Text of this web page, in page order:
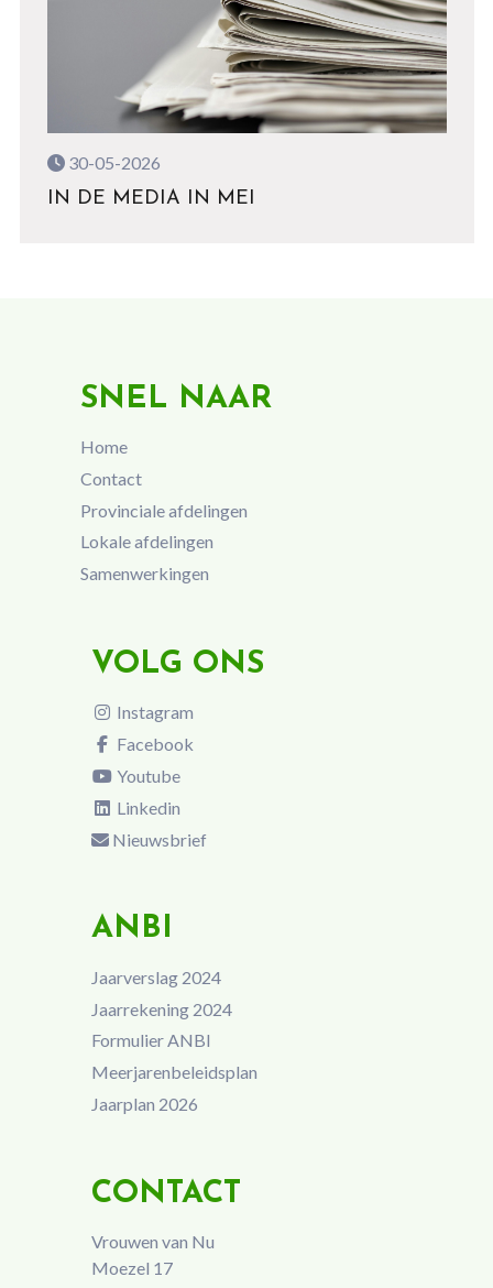
30-05-2026
IN DE MEDIA IN MEI
SNEL NAAR
Home
Contact
Provinciale afdelingen
Lokale afdelingen
Samenwerkingen
VOLG ONS
Instagram
Facebook
Youtube
Linkedin
Nieuwsbrief
ANBI
Jaarverslag 2024
Jaarrekening 2024
Formulier ANBI
Meerjarenbeleidsplan
Jaarplan 2026
CONTACT
Vrouwen van Nu
Moezel 17